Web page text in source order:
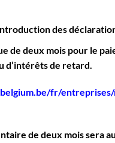
des
de deux mois pour le
d’intérêts de retard.
fr/
de deux mois sera